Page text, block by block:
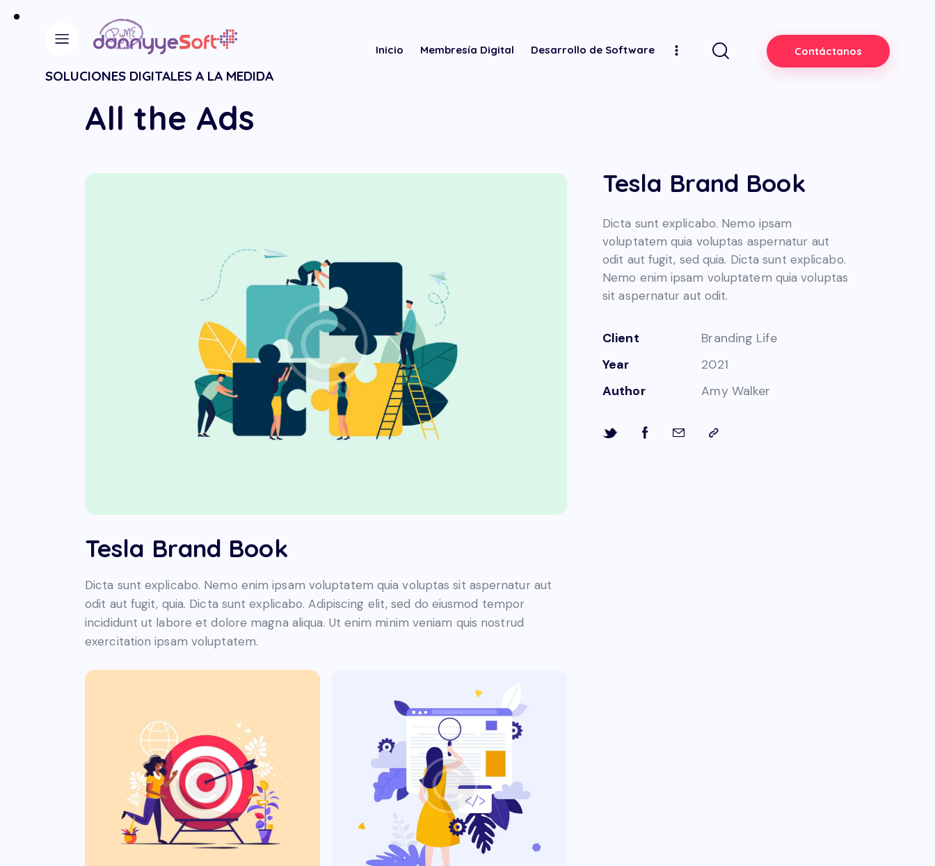
SOLUCIONES DIGITALES A LA MEDIDA
Inicio Membresía Digital Desarrollo de Software Contáctanos
All the Ads
Tesla Brand Book
Dicta sunt explicabo. Nemo enim ipsam voluptatem quia voluptas sit aspernatur aut
odit aut fugit, quia. Dicta sunt explicabo. Adipiscing elit, sed do eiusmod tempor
incididunt ut labore et dolore magna aliqua. Ut enim minim veniam quis nostrud
exercitation ipsam voluptatem.
Tesla Brand Book
Dicta sunt explicabo. Nemo ipsam
voluptatem quia voluptas aspernatur aut
odit aut fugit, sed quia. Dicta sunt explicabo.
Nemo enim ipsam voluptatem quia voluptas
sit aspernatur aut odit.
Client
Branding Life
Year
2021
Author
Amy Walker